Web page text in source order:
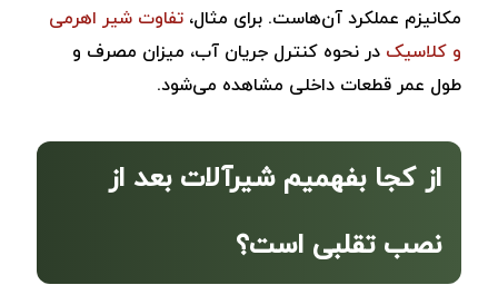
مکانیزم عملکرد آن‌هاست. برای مثال، تفاوت شیر اهرمی
و کلاسیک در نحوه کنترل جریان آب، میزان مصرف و
طول عمر قطعات داخلی مشاهده می‌شود.
از کجا بفهمیم شیرآلات بعد از
نصب تقلبی است؟